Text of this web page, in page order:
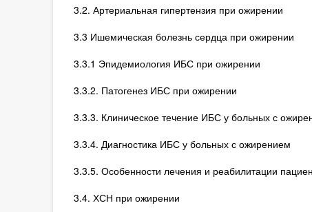
3.2. Артериальная гипертензия при ожирении
3.3 Ишемическая болезнь сердца при ожирении
3.3.1 Эпидемиология ИБС при ожирении
3.3.2. Патогенез ИБС при ожирении
3.3.3. Клиническое течение ИБС у больных с
3.3.4. Диагностика ИБС у больных с ожирением
3.3.5. Особенности лечения и реабилитации
3.4. ХСН при ожирении